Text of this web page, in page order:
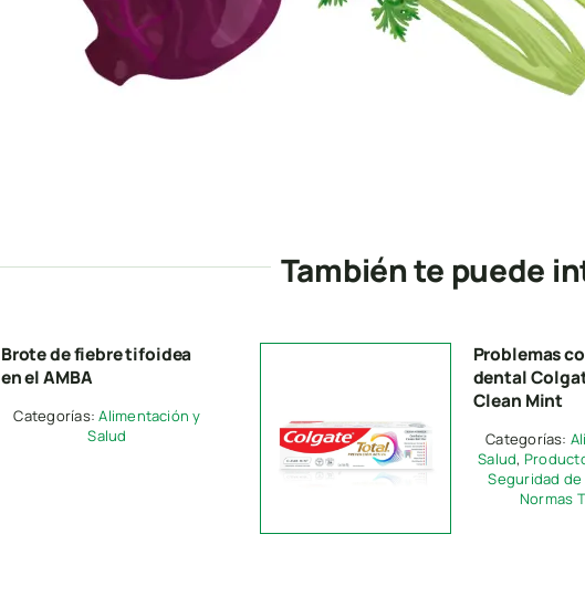
También te puede
Brote de fiebre tifoidea
en el AMBA
Categorías:Alimentación y
Salud
Problemas
dental
Clean Mint
Categorías:
Salud,
Seguridad
Normas